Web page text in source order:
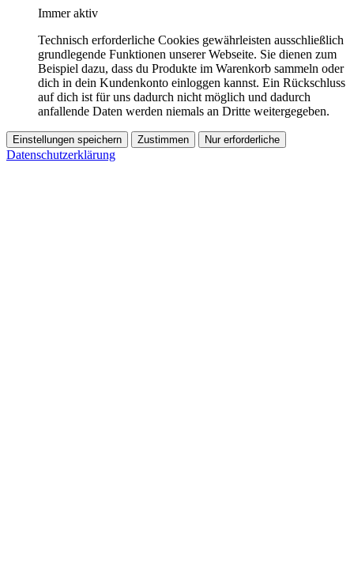
Immer aktiv
Technisch erforderliche Cookies gewährleisten ausschließlich
grundlegende Funktionen unserer Webseite. Sie dienen zum
Beispiel dazu, dass du Produkte im Warenkorb sammeln oder
dich in dein Kundenkonto einloggen kannst. Ein Rückschluss
auf dich ist für uns dadurch nicht möglich und dadurch
anfallende Daten werden niemals an Dritte weitergegeben.
Einstellungen speichern Zustimmen Nur erforderliche
Datenschutzerklärung